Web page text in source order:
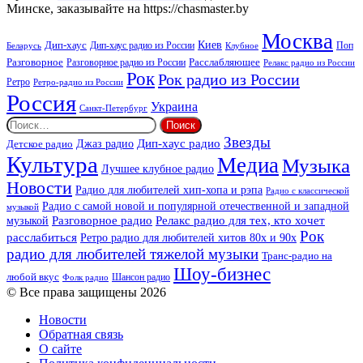
Минске, заказывайте на https://chasmaster.by
Беларусь Дип-хаус Дип-хаус радио из России Киев Клубное Москва Поп
Разговорное Разговорное радио из России Расслабляющее Релакс радио из России
Ретро Ретро-радио из России РокРок радио из России
Россия Санкт-Петербург Украина
Найти:
Детское радио Джаз радио Дип-хаус радио Звезды
Культура Лучшее клубное радио МедиаМузыка
Новости Радио для любителей хип-хопа и рэпа Радио с классической
музыкой Радио с самой новой и популярной отечественной и западной
музыкой Разговорное радио Релакс радио для тех, кто хочет
расслабиться Ретро радио для любителей хитов 80х и 90х Рок
радио для любителей тяжелой музыки Транс-радио на
любой вкус Фолк радио Шансон радио Шоу-бизнес
© Все права защищены 2026
Новости
Обратная связь
О сайте